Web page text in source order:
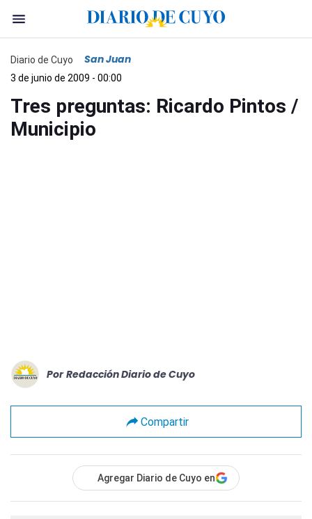
Diario de Cuyo San Juan
3 de junio de 2009 - 00:00
Tres preguntas: Ricardo Pintos /
Municipio
Por Redacción Diario de Cuyo
Compartir
Agregar Diario de Cuyo en